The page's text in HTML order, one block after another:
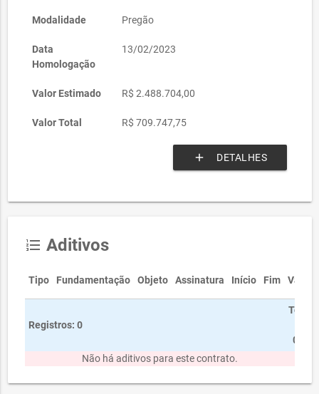
Modalidade Pregão
Data
Homologação
13/02/2023
Valor Estimado R$ 2.488.704,00
Valor Total R$ 709.747,75
add DETALHES
format_list_numbered Aditivos
Tipo Fundamentação Objeto Assinatura Início Fim Valor
Registros: 0
Total
0,00
Não há aditivos para este contrato.